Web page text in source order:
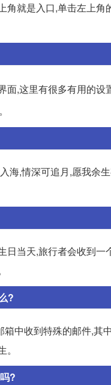
角就是入口,单击左上
面,这里有很多有用的
海,情深可追月,愿我余
日当天,旅行者会收到
?
箱中收到特殊的邮件,
?